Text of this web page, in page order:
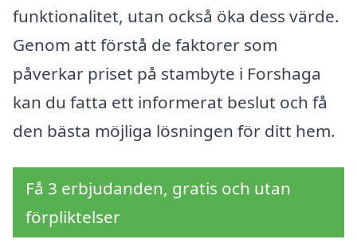
funktionalitet, utan också öka dess värde.
Genom att förstå de faktorer som
påverkar priset på stambyte i Forshaga
kan du fatta ett informerat beslut och få
den bästa möjliga lösningen för ditt hem.
Få 3 erbjudanden, gratis och utan
förpliktelser